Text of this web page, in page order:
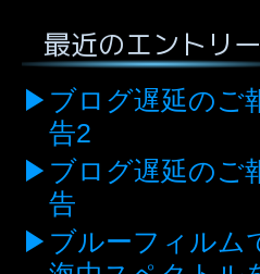
最近のエントリー
ブログ遅延のご
告2
ブログ遅延のご
告
ブルーフィルム